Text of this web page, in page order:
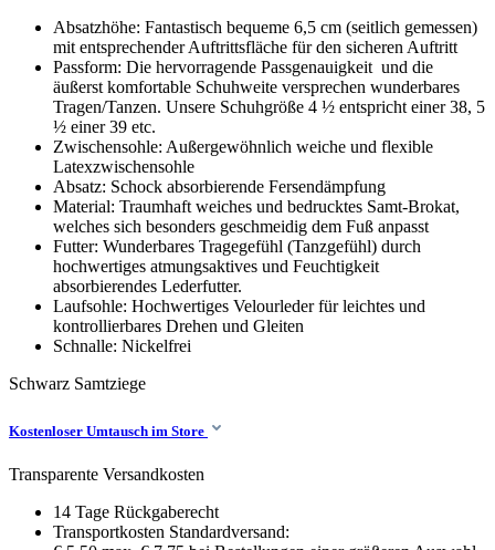
Absatzhöhe: Fantastisch bequeme 6,5 cm (seitlich gemessen)
mit entsprechender Auftrittsfläche für den sicheren Auftritt
Passform: Die hervorragende Passgenauigkeit und die
äußerst komfortable Schuhweite versprechen wunderbares
Tragen/Tanzen. Unsere Schuhgröße 4 ½ entspricht einer 38, 5
½ einer 39 etc.
Zwischensohle: Außergewöhnlich weiche und flexible
Latexzwischensohle
Absatz: Schock absorbierende Fersendämpfung
Material: Traumhaft weiches und bedrucktes Samt-Brokat,
welches sich besonders geschmeidig dem Fuß anpasst
Futter: Wunderbares Tragegefühl (Tanzgefühl) durch
hochwertiges atmungsaktives und Feuchtigkeit
absorbierendes Lederfutter.
Laufsohle: Hochwertiges Velourleder für leichtes und
kontrollierbares Drehen und Gleiten
Schnalle: Nickelfrei
Schwarz Samtziege
Kostenloser Umtausch im Store
Transparente Versandkosten
14 Tage Rückgaberecht
Transportkosten Standardversand: